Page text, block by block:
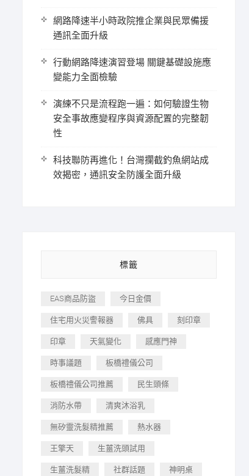
網路降速半小時政院推企業與民眾備援
通訊全面升級
行動網路降速演習登場 關鍵基礎設施應
變能力全面檢驗
演練不只是流程跑一遍：如何驗證生物
安全事故應變程序與資源配置的完整韌
性
科技聯防再進化！台灣攔截釣魚網站成
效揭密，通訊安全防護全面升級
標籤
EAS商品防盜 今日金價
住宅用火災警報器 佛具 刻印章
印章 天氣變化 感應門神
時事議題 板橋禮儀公司
板橋禮儀公司推薦 民生頭條
消防水帶 清爽沐浴乳
無矽靈洗髮精推薦 熱水器
王擎天 生薑洗頭試用
生薑洗髮精 社群話題 神明桌